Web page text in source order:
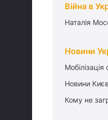
Війна в
Наталія
Новини
Мобілізація
Новини
Кому не